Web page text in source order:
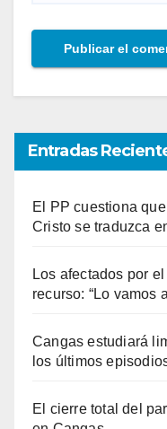
Entradas
El PP cuestiona
Cristo se traduzca
Los afectados por
recurso: “Lo vamos
Cangas estudiará
los últimos
El cierre total del